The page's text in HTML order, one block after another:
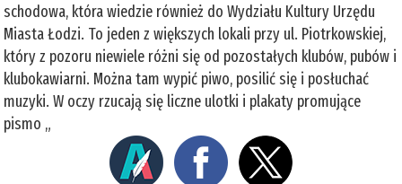
schodowa, która wiedzie również do Wydziału Kultury Urzędu
Miasta Łodzi. To jeden z większych lokali przy ul. Piotrkowskiej,
który z pozoru niewiele różni się od pozostałych klubów, pubów i
klubokawiarni. Można tam wypić piwo, posilić się i posłuchać
muzyki. W oczy rzucają się liczne ulotki i plakaty promujące
pismo „